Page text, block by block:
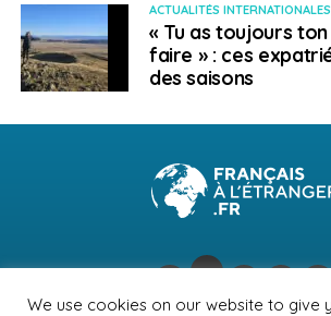
ACTUALITÉS INTERNATIONALES
« Tu as toujours
faire » : ces
des saisons
We use cookies on our website to give